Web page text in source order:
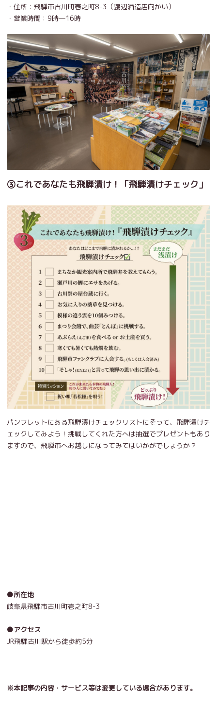
・住所：飛騨市古川町壱之町8-3（渡辺酒造店向かい）
・営業時間：9時―16時
③これであなたも飛騨漬け！「飛騨漬けチェック」
パンフレットにある飛騨漬けチェックリストにそって、飛騨漬けチ
ェックしてみよう！挑戦してくれた方へは抽選でプレゼントもあり
ますので、飛騨市へお越しになってみてはいかがでしょうか？
●所在地
岐阜県飛騨市古川町壱之町8-3
●アクセス
JR飛騨古川駅から徒歩約5分
※本記事の内容・サービス等は変更している場合があります。